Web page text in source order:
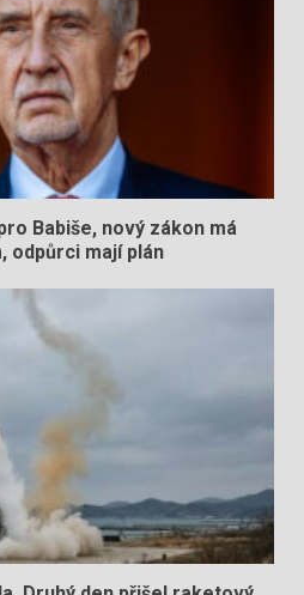
Babiše, nový zákon má
odpůrci mají plán